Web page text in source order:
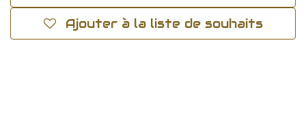
Ajouter à la liste de souhaits